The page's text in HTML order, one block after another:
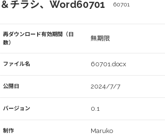
＆チラシ、Word60701
60701
再ダウンロード有効期間（日
数）
無期限
ファイル名 60701.docx
公開日 2024/7/7
バージョン 0.1
制作 Maruko